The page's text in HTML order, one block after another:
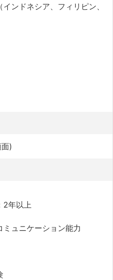
ンドネシア、フィリピン、
)
2年以上
ュニケーション能力